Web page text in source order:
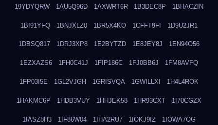
19YDYQRW 1AU5Q96D 1AXWRT6R 1B3DEC8P 1BHACZIN
1BI91YFQ 1BNJXLZ0 1BR5X4KO 1CFFT9FI 1D9U2JR1
1DBSQ817 1DRJ3XP8 1E2BYTZD 1E8JEY8J 1EN94O56
1EZXAZS6 1FH0C41J 1FIP186C 1FJ0BB6J 1FM8AVFQ
1FP03I5E 1GL2VJGH 1GRISVQA 1GWILLXI 1H4L4ROK
1HAKMC6P 1HDB3VUY 1HHJEK58 1HR93CXT 1I70CGZX
1IASZ8H3 1IF86W04 1IHA2RU7 1IOKJ9IZ 1IOWA7OG